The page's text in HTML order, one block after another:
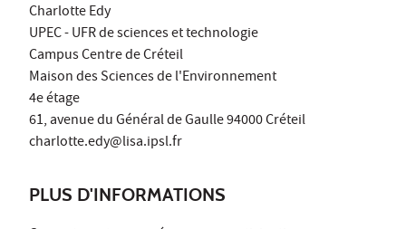
Charlotte Edy
UPEC - UFR de sciences et technologie
Campus Centre de Créteil
Maison des Sciences de l'Environnement
4e étage
61, avenue du Général de Gaulle 94000 Créteil
charlotte.edy@lisa.ipsl.fr
PLUS D'INFORMATIONS